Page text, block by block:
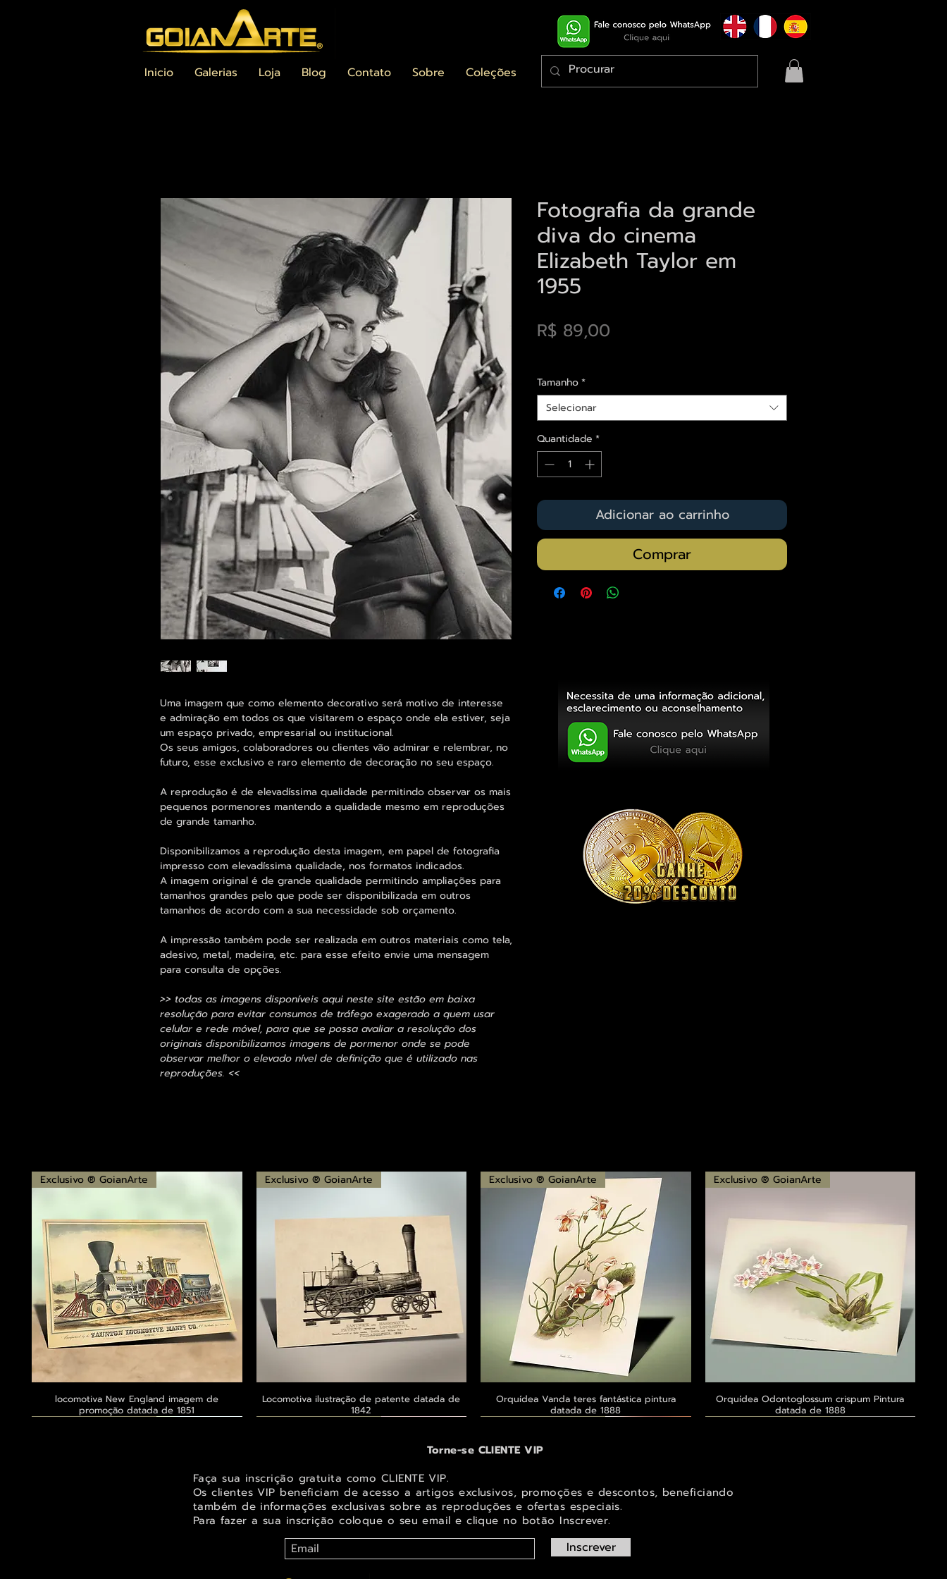
Inicio Galerias Loja Blog Contato Sobre Coleções
Uma imagem que como elemento decorativo será motivo de interesse
e admiração em todos os que visitarem o espaço onde ela estiver, seja
um espaço privado, empresarial ou institucional.
Os seus amigos, colaboradores ou clientes vão admirar e relembrar, no
futuro, esse exclusivo e raro elemento de decoração no seu espaço.
A reprodução é de elevadíssima qualidade permitindo observar os mais
pequenos pormenores mantendo a qualidade mesmo em reproduções
de grande tamanho.
Disponibilizamos a reprodução desta imagem, em papel de fotografia
impresso com elevadíssima qualidade, nos formatos indicados.
A imagem original é de grande qualidade permitindo ampliações para
tamanhos grandes pelo que pode ser disponibilizada em outros
tamanhos de acordo com a sua necessidade sob orçamento.
A impressão também pode ser realizada em outros materiais como tela,
adesivo, metal, madeira, etc. para esse efeito envie uma mensagem
para consulta de opções.
>> todas as imagens disponíveis aqui neste site estão em baixa
resolução para evitar consumos de tráfego exagerado a quem usar
celular e rede móvel, para que se possa avaliar a resolução dos
originais disponibilizamos imagens de pormenor onde se pode
observar melhor o elevado nível de definição que é utilizado nas
reproduções. <<
Fotografia da grande
diva do cinema
Elizabeth Taylor em
1955
R$ 89,00
Tamanho*
Selecionar
Quantidade *
Adicionar ao carrinho
Comprar
Visualização rápida
Exclusivo ® GoianArte
locomotiva New England imagem de
promoção datada de 1851
Visualização rápida
Exclusivo ® GoianArte
Locomotiva ilustração de patente datada de
1842
Visualização rápida
Exclusivo ® GoianArte
Orquídea Vanda teres fantástica pintura
datada de 1888
Visualização rápida
Exclusivo ® GoianArte
Orquídea Odontoglossum crispum Pintura
datada de 1888
Torne-se CLIENTE VIP
Faça sua inscrição gratuita como CLIENTE VIP.
Os clientes VIP beneficiam de acesso a artigos exclusivos, promoções e descontos, beneficiando
também de informações exclusivas sobre as reproduções e ofertas especiais.
Para fazer a sua inscrição coloque o seu email e clique no botão Inscrever.
Inscrever